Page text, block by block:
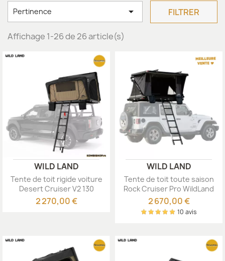
Pertinence  FILTRER
Affichage 1-26 de 26 article(s)
WILD LAND
Tente de toit rigide voiture
Desert Cruiser V2 130
WildLand
2 270,00 €
WILD LAND
Tente de toit toute saison
Rock Cruiser Pro WildLand
2 670,00 €
10 avis